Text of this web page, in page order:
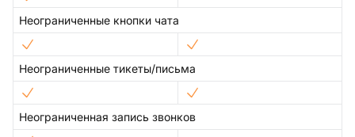
Неограниченные кнопки чата
Неограниченные тикеты/письма
Неограниченная запись звонков